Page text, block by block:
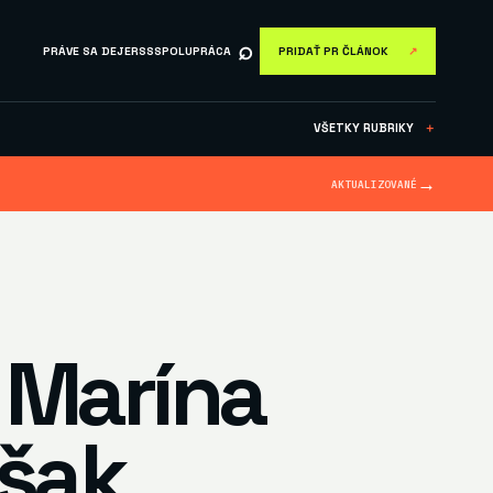
PRÁVE SA DEJERSSSPOLUPRÁCA ⌕ PRIDAŤ PR ČLÁNOK ↗
VŠETKY RUBRIKY ＋
AKTUALIZOVANÉ →